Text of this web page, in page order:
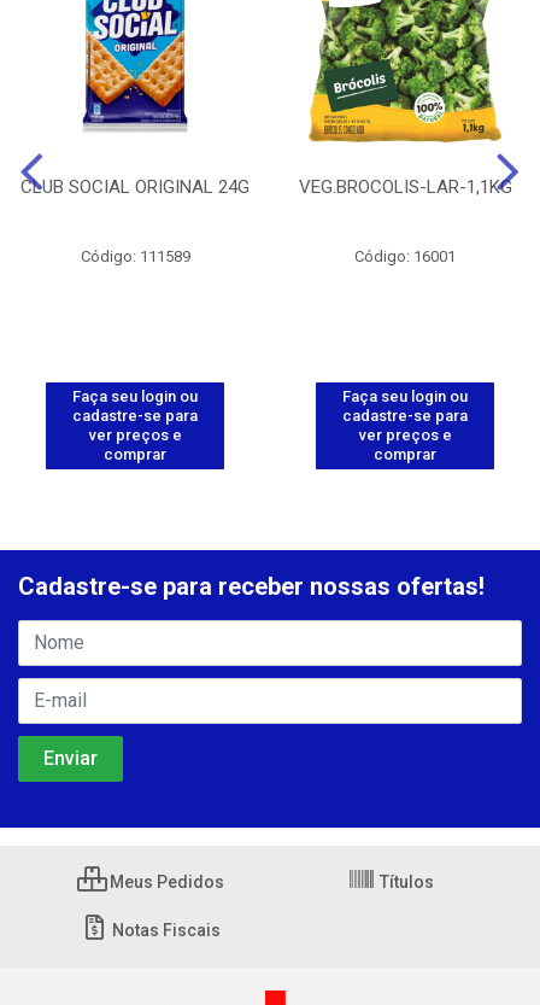
CLUB SOCIAL ORIGINAL 24G
Código: 111589
Faça seu login ou
cadastre-se para
ver preços e
comprar
VEG.BROCOLIS-LAR-1,1KG
Código: 16001
Faça seu login ou
cadastre-se para
ver preços e
comprar
Cadastre-se para receber nossas ofertas!
Meus Pedidos Títulos
Notas Fiscais